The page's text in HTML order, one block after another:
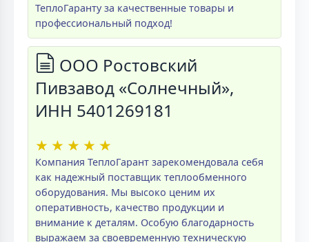
ТеплоГаранту за качественные товары и
профессиональный подход!
ООО Ростовский
Пивзавод «Солнечный»,
ИНН 5401269181
★ ★ ★ ★ ★
Компания ТеплоГарант зарекомендовала себя
как надежный поставщик теплообменного
оборудования. Мы высоко ценим их
оперативность, качество продукции и
внимание к деталям. Особую благодарность
выражаем за своевременную техническую